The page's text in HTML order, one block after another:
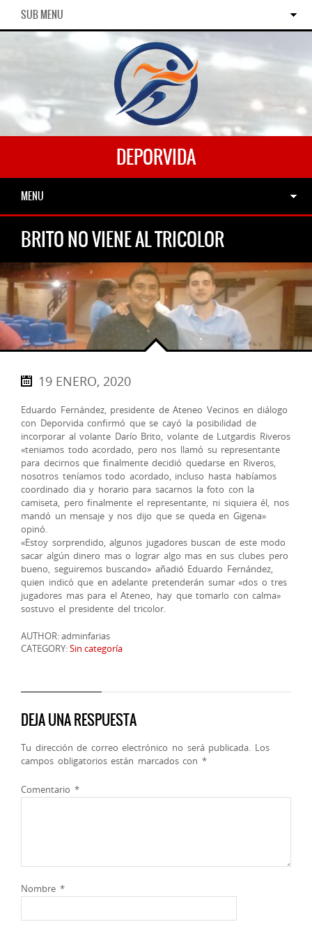
SUB MENU
DEPORVIDA
MENU
BRITO NO VIENE AL TRICOLOR
19 ENERO, 2020
Eduardo Fernández, presidente de Ateneo Vecinos en diálogo
con Deporvida confirmó que se cayó la posibilidad de
incorporar al volante Darío Brito, volante de Lutgardis Riveros
«teniamos todo acordado, pero nos llamó su representante
para decirnos que finalmente decidió quedarse en Riveros,
nosotros teníamos todo acordado, incluso hasta habíamos
coordinado dia y horario para sacarnos la foto con la
camiseta, pero finalmente el representante, ni siquiera él, nos
mandó un mensaje y nos dijo que se queda en Gigena»
opinó.
«Estoy sorprendido, algunos jugadores buscan de este modo
sacar algún dinero mas o lograr algo mas en sus clubes pero
bueno, seguiremos buscando» añadió Eduardo Fernández,
quien indicó que en adelante pretenderán sumar «dos o tres
jugadores mas para el Ateneo, hay que tomarlo con calma»
sostuvo el presidente del tricolor.
AUTHOR: adminfarias
CATEGORY:Sin categoría
DEJA UNA RESPUESTA
Tu dirección de correo electrónico no será publicada. Los
campos obligatorios están marcados con *
Comentario *
Nombre *